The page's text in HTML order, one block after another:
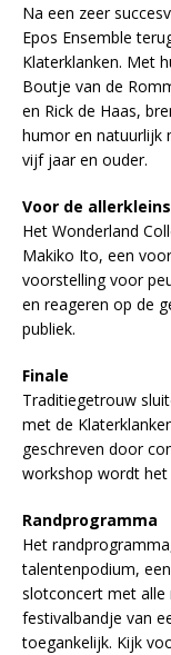
Na een zeer
Epos Ensemble
Klaterklanken. Met
Boutje van de
en Rick de Haas,
humor en natuurlijk
vijf jaar en ouder.
Voor de
Het Wonderland
Makiko Ito, een
voorstelling voor
en reageren op de
publiek.
Finale
Traditiegetrouw
met de
geschreven door
workshop wordt
Randprogramma
Het
talentenpodium,
slotconcert met alle
festivalbandje van
toegankelijk. Kijk